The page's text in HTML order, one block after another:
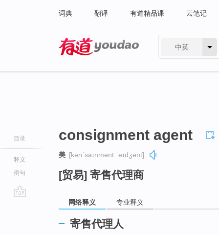
词典 翻译 有道精品课 云笔记
中英
目录
释义
例句
consignment agent
美 [kənˈsaɪnmənt ˈeɪdʒənt]
[贸易] 寄售代理商
网络释义 专业释义
寄售代理人